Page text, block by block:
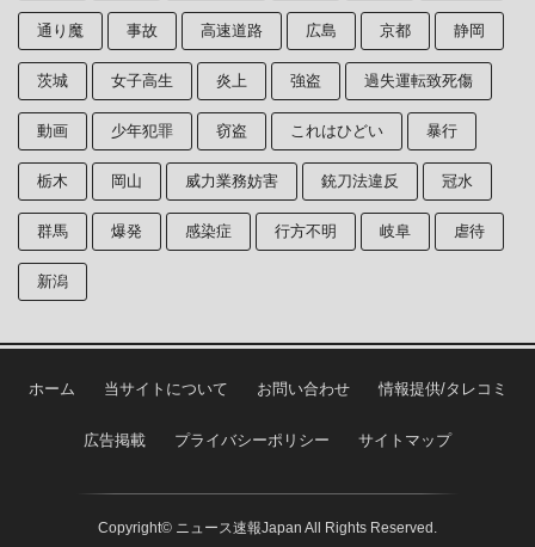
通り魔 事故 高速道路 広島 京都 静岡
茨城 女子高生 炎上 強盗 過失運転致死傷
動画 少年犯罪 窃盗 これはひどい 暴行
栃木 岡山 威力業務妨害 銃刀法違反 冠水
群馬 爆発 感染症 行方不明 岐阜 虐待
新潟
ホーム 当サイトについて お問い合わせ 情報提供/タレコミ
広告掲載 プライバシーポリシー サイトマップ
Copyright© ニュース速報Japan All Rights Reserved.